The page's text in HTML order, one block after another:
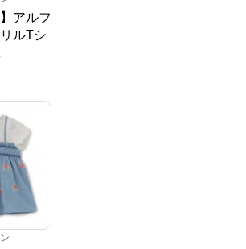
アルフ
ルTシ